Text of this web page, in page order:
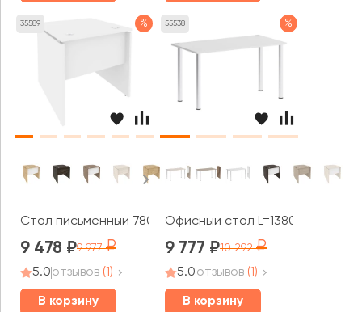
35589 %
Стол письменный 780x800x750 Оникс / Onix
9 478 9 977
5.0отзывов (1)
В корзину
55538 %
Офисный стол L=1380мм
9 777 10 292
5.0отзывов (1)
В корзину